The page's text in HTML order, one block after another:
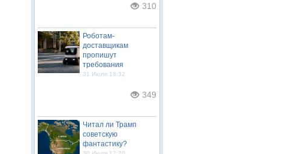
310
Роботам-
доставщикам
пропишут
требования
31 Июля 18:32
349
Читал ли Трамп
советскую
фантастику?